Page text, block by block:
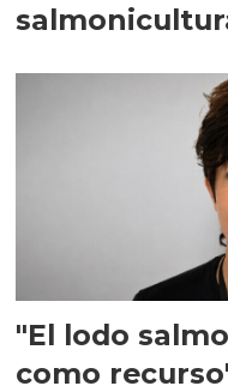
"El lodo
como